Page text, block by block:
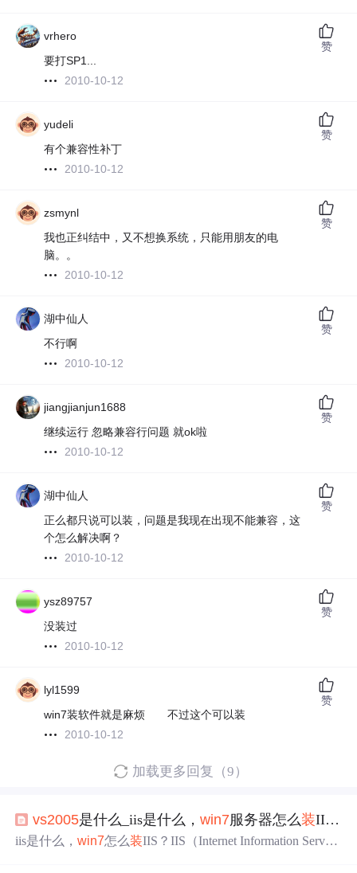
vrhero
要打SP1...
2010-10-12
赞
yudeli
有个兼容性补丁
2010-10-12
赞
zsmynl
我也正纠结中，又不想换系统，只能用朋友的电
脑。。
2010-10-12
赞
湖中仙人
不行啊
2010-10-12
赞
jiangjianjun1688
继续运行 忽略兼容行问题 就ok啦
2010-10-12
赞
湖中仙人
正么都只说可以装，问题是我现在出现不能兼容，这
个怎么解决啊？
2010-10-12
赞
ysz89757
没装过
2010-10-12
赞
lyl1599
win7装软件就是麻烦 不过这个可以装
2010-10-12
赞
加载更多回复（9）
vs2005是什么_iis是什么，win7服务器怎么装IIS？
iis是什么，win7怎么装IIS？IIS（Internet Information Serve